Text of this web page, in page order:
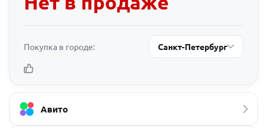
Покупка в городе: Санкт-Петербург
Авито